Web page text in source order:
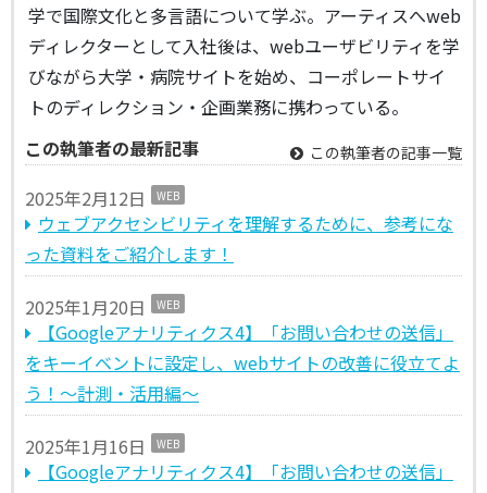
学で国際文化と多言語について学ぶ。アーティスへweb
ディレクターとして入社後は、webユーザビリティを学
びながら大学・病院サイトを始め、コーポレートサイ
トのディレクション・企画業務に携わっている。
この執筆者の最新記事
この執筆者の記事一覧
2025年2月12日 WEB
ウェブアクセシビリティを理解するために、参考にな
った資料をご紹介します！
2025年1月20日 WEB
【Googleアナリティクス4】「お問い合わせの送信」
をキーイベントに設定し、webサイトの改善に役立てよ
う！～計測・活用編～
2025年1月16日 WEB
【Googleアナリティクス4】「お問い合わせの送信」